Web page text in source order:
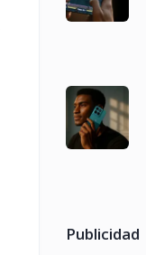
Publicidad